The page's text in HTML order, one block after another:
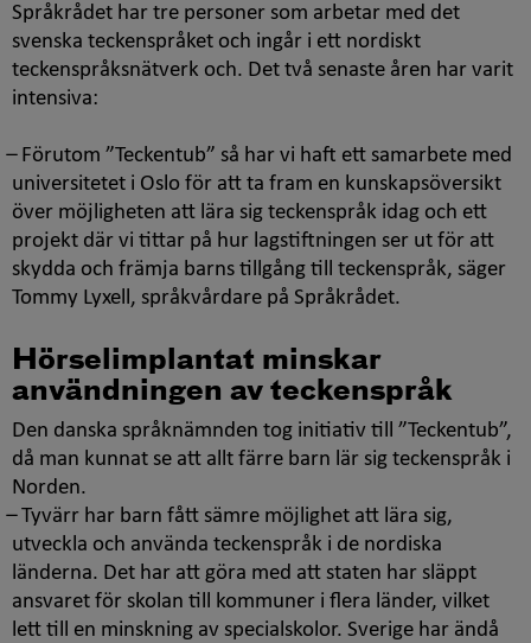
Språkrådet har tre personer som arbetar med det
svenska teckenspråket och ingår i ett nordiskt
teckenspråksnätverk och. Det två senaste åren har varit
intensiva:
̶ Förutom ”Teckentub” så har vi haft ett samarbete med
universitetet i Oslo för att ta fram en kunskapsöversikt
över möjligheten att lära sig teckenspråk idag och ett
projekt där vi tittar på hur lagstiftningen ser ut för att
skydda och främja barns tillgång till teckenspråk, säger
Tommy Lyxell, språkvårdare på Språkrådet.
Hörselimplantat minskar
användningen av teckenspråk
Den danska språknämnden tog initiativ till ”Teckentub”,
då man kunnat se att allt färre barn lär sig teckenspråk i
Norden.
̶ Tyvärr har barn fått sämre möjlighet att lära sig,
utveckla och använda teckenspråk i de nordiska
länderna. Det har att göra med att staten har släppt
ansvaret för skolan till kommuner i flera länder, vilket
lett till en minskning av specialskolor. Sverige har ändå